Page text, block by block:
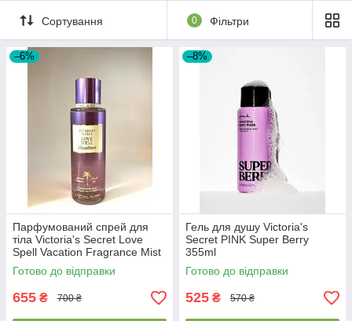
Сортування 0 Фільтри
–6%
Парфумований спрей для
тіла Victoria's Secret Love
Spell Vacation Fragrance Mist
250 ml
Готово до відправки
655 ₴ 700 ₴
–8%
Гель для душу Victoria's
Secret PINK Super Berry
355ml
Готово до відправки
525 ₴ 570 ₴